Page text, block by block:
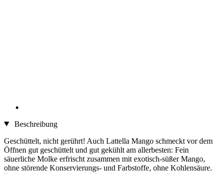
Beschreibung
Geschüttelt, nicht gerührt! Auch Lattella Mango schmeckt vor dem
Öffnen gut geschüttelt und gut gekühlt am allerbesten: Fein
säuerliche Molke erfrischt zusammen mit exotisch-süßer Mango,
ohne störende Konservierungs- und Farbstoffe, ohne Kohlensäure.